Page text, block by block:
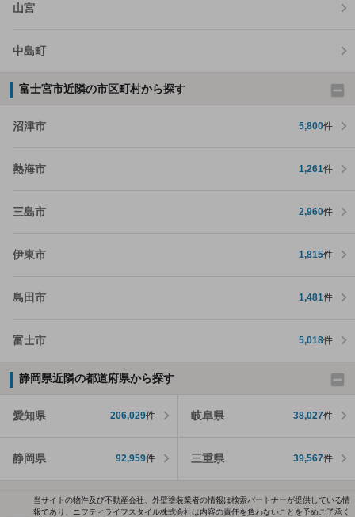
山宮
中島町
富士宮市近隣の市区町村から探す
沼津市 5,800件
熱海市 1,261件
三島市 2,960件
伊東市 1,815件
島田市 1,481件
富士市 5,018件
静岡県近隣の都道府県から探す
愛知県 206,029件 岐阜県 38,027件
静岡県 92,959件 三重県 39,567件
当サイトの物件及び不動産会社、外壁塗装業者の情報は検索パートナーが提供している情
報であり、ニフティライフスタイル株式会社は内容の責任を負わないことを予めご了承く